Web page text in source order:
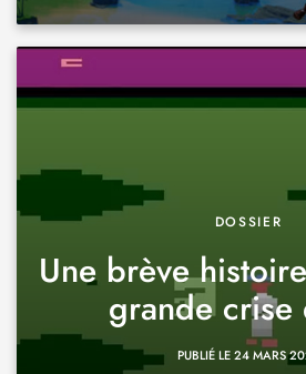
DOSSIER
Une brève
grande crise
PUBLIÉ LE 24 MARS